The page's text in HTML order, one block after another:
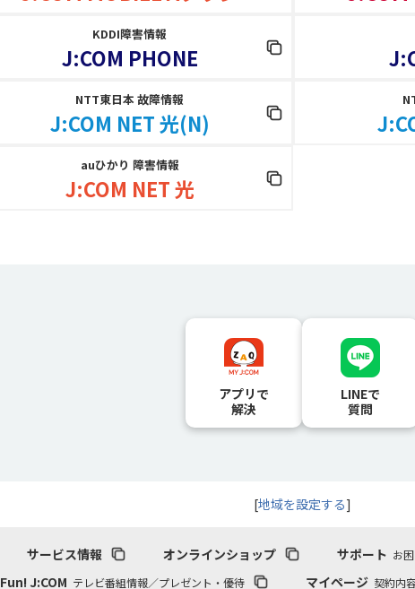
KDDI障害情報
J:COM PHONE
NTT東日本 故障情報
J:COM NET 光(N)
auひかり 障害情報
J:COM NET 光
アプリで
解決
LINEで
質問
[地域を設定する]
サービス情報 オンラインショップ サポート お
Fun! J:COM テレビ番組情報／プレゼント・優待 マイページ 契約内